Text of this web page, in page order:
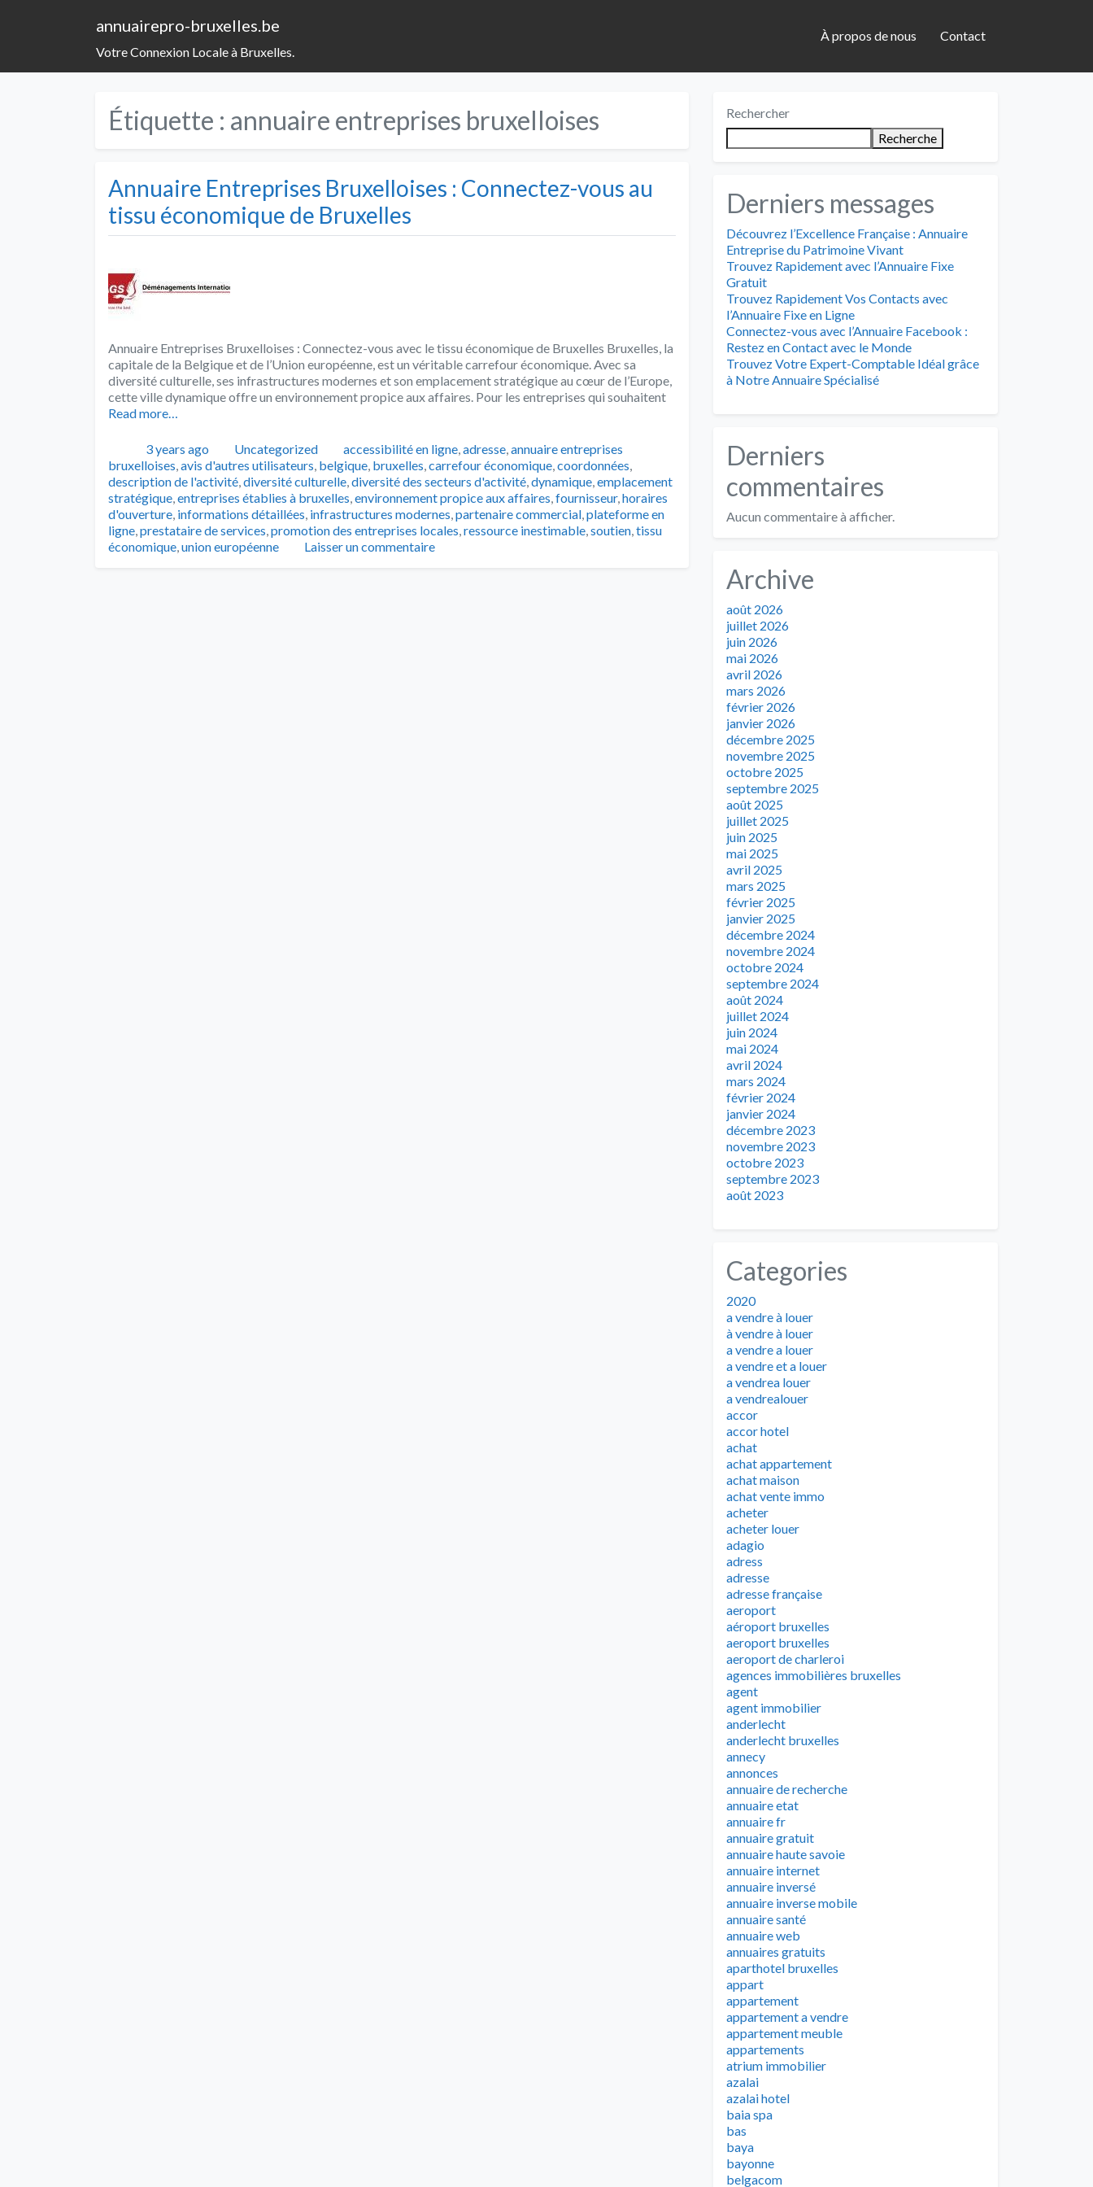
annuairepro-bruxelles.be
Votre Connexion Locale à Bruxelles.
À propos de nous Contact
Étiquette : annuaire entreprises bruxelloises
Annuaire Entreprises Bruxelloises : Connectez-vous au
tissu économique de Bruxelles
Annuaire Entreprises Bruxelloises : Connectez-vous avec le tissu économique de Bruxelles Bruxelles, la
capitale de la Belgique et de l’Union européenne, est un véritable carrefour économique. Avec sa
diversité culturelle, ses infrastructures modernes et son emplacement stratégique au cœur de l’Europe,
cette ville dynamique offre un environnement propice aux affaires. Pour les entreprises qui souhaitent
Read more…
Publié3 years ago Catégories
Uncategorized Tags
accessibilité en ligne,adresse,annuaire entreprises
bruxelloises,avis d'autres utilisateurs, belgique, bruxelles,carrefour économique,coordonnées,
description de l'activité,diversité culturelle,diversité des secteurs d'activité,dynamique,emplacement
stratégique,entreprises établies à bruxelles,environnement propice aux affaires,fournisseur,horaires
d'ouverture, informations détaillées, infrastructures modernes,partenaire commercial,plateforme en
ligne,prestataire de services,promotion des entreprises locales,ressource inestimable,soutien,tissu
économique,union européenne Laisser un commentaire
Rechercher
Recherche
Derniers messages
Découvrez l’Excellence Française : Annuaire
Entreprise du Patrimoine Vivant
Trouvez Rapidement avec l’Annuaire Fixe
Gratuit
Trouvez Rapidement Vos Contacts avec
l’Annuaire Fixe en Ligne
Connectez-vous avec l’Annuaire Facebook :
Restez en Contact avec le Monde
Trouvez Votre Expert-Comptable Idéal grâce
à Notre Annuaire Spécialisé
Derniers
commentaires
Aucun commentaire à afficher.
Archive
août 2026
juillet 2026
juin 2026
mai 2026
avril 2026
mars 2026
février 2026
janvier 2026
décembre 2025
novembre 2025
octobre 2025
septembre 2025
août 2025
juillet 2025
juin 2025
mai 2025
avril 2025
mars 2025
février 2025
janvier 2025
décembre 2024
novembre 2024
octobre 2024
septembre 2024
août 2024
juillet 2024
juin 2024
mai 2024
avril 2024
mars 2024
février 2024
janvier 2024
décembre 2023
novembre 2023
octobre 2023
septembre 2023
août 2023
Categories
2020
a vendre à louer
à vendre à louer
a vendre a louer
a vendre et a louer
a vendrea louer
a vendrealouer
accor
accor hotel
achat
achat appartement
achat maison
achat vente immo
acheter
acheter louer
adagio
adress
adresse
adresse française
aeroport
aéroport bruxelles
aeroport bruxelles
aeroport de charleroi
agences immobilières bruxelles
agent
agent immobilier
anderlecht
anderlecht bruxelles
annecy
annonces
annuaire de recherche
annuaire etat
annuaire fr
annuaire gratuit
annuaire haute savoie
annuaire internet
annuaire inversé
annuaire inverse mobile
annuaire santé
annuaire web
annuaires gratuits
aparthotel bruxelles
appart
appartement
appartement a vendre
appartement meuble
appartements
atrium immobilier
azalai
azalai hotel
baia spa
bas
baya
bayonne
belgacom